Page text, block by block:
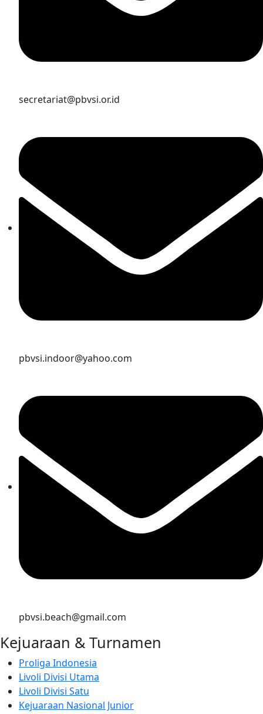
secretariat@pbvsi.or.id
pbvsi.indoor@yahoo.com
pbvsi.beach@gmail.com
Kejuaraan & Turnamen
Proliga Indonesia
Livoli Divisi Utama
Livoli Divisi Satu
Kejuaraan Nasional Junior